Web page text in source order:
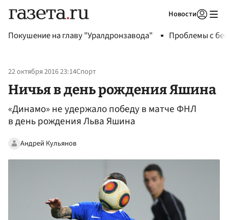
Новости
Покушение на главу "Уралдронзавода" Проблемы с
22 октября 2016 23:14Спорт
Ничья в день рождения Яшина
«Динамо» не удержало победу в матче ФНЛ
в день рождения Льва Яшина
Андрей Кульянов